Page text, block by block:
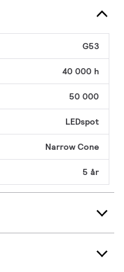
G53
40 000 h
50 000
LEDspot
Narrow Cone
5 år